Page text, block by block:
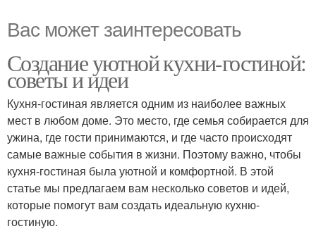
Вас может заинтересовать
Создание уютной кухни-гостиной:
советы и идеи
Кухня-гостиная является одним из наиболее важных
мест в любом доме. Это место, где семья собирается для
ужина, где гости принимаются, и где часто происходят
самые важные события в жизни. Поэтому важно, чтобы
кухня-гостиная была уютной и комфортной. В этой
статье мы предлагаем вам несколько советов и идей,
которые помогут вам создать идеальную кухню-
гостиную.